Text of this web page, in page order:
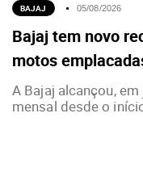
BAJAJ 05/08/2026
Bajaj tem novo
motos
A Bajaj alcançou,
mensal desde o